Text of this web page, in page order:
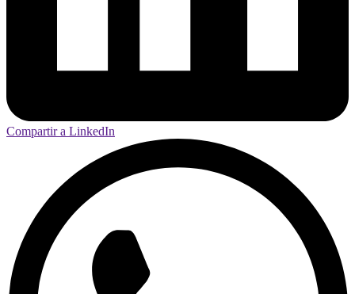
Compartir a LinkedIn